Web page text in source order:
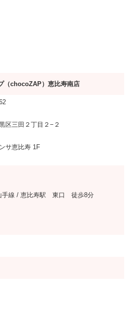
（chocoZAP）恵比寿南店
区三田２丁目２−２
サ恵比寿 1F
手線 / 恵比寿駅 東口 徒歩8分